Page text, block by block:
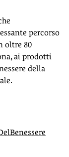
percorso
oltre 80
ai prodotti
della